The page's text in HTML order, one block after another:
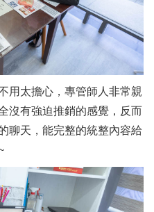
用太擔心，專管師人非常親
沒有強迫推銷的感覺，反而
聊天，能完整的統整內容給